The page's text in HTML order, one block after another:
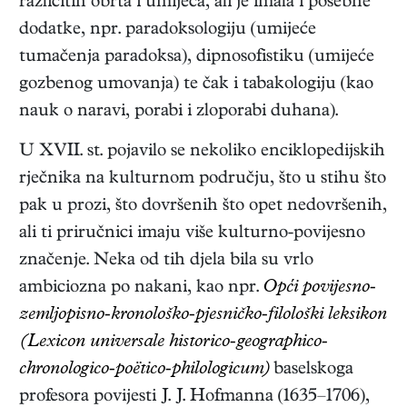
dodatke, npr. paradoksologiju (umijeće
tumačenja paradoksa), dipnosofistiku (umijeće
gozbenog umovanja) te čak i tabakologiju (kao
nauk o naravi, porabi i zloporabi duhana).
U XVII. st. pojavilo se nekoliko enciklopedijskih
rječnika na kulturnom području, što u stihu što
pak u prozi, što dovršenih što opet nedovršenih,
ali ti priručnici imaju više kulturno-povijesno
značenje. Neka od tih djela bila su vrlo
ambiciozna po nakani, kao npr. Opći povijesno-
zemljopisno-kronološko-pjesničko-filološki leksikon
(Lexicon universale historico-geographico-
chronologico-poëtico-philologicum)baselskoga
profesora povijesti J. J. Hofmanna (1635–1706),